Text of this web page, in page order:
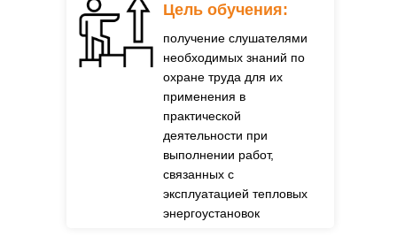
получение слушателями
необходимых знаний по
охране труда для их
применения в
практической
деятельности при
выполнении работ,
связанных с
эксплуатацией тепловых
энергоустановок
Цель обучения: